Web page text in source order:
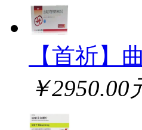
【首祈】
￥2950.00